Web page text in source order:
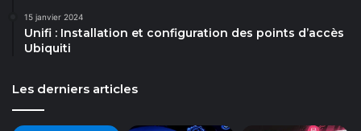
15 janvier 2024
Unifi : Installation et configuration des points d’accès
Ubiquiti
Les derniers articles